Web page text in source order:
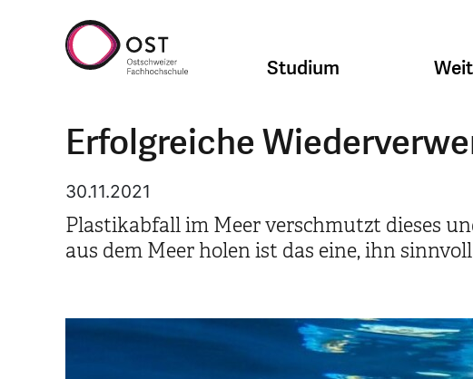
Studium
Erfolgreiche
30.11.2021
Plastikabfall im Meer verschmutzt dieses
aus dem Meer holen ist das eine, ihn